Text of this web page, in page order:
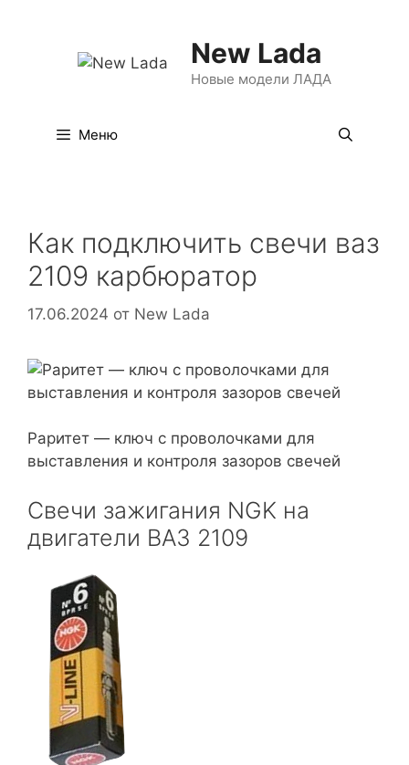
содержимому
New Lada
Новые модели ЛАДА
Меню
Как подключить свечи ваз
2109 карбюратор
17.06.2024 от New Lada
Раритет — ключ с проволочками для
выставления и контроля зазоров свечей
Свечи зажигания NGK на
двигатели ВАЗ 2109